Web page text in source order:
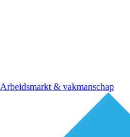
Arbeidsmarkt & vakmanschap